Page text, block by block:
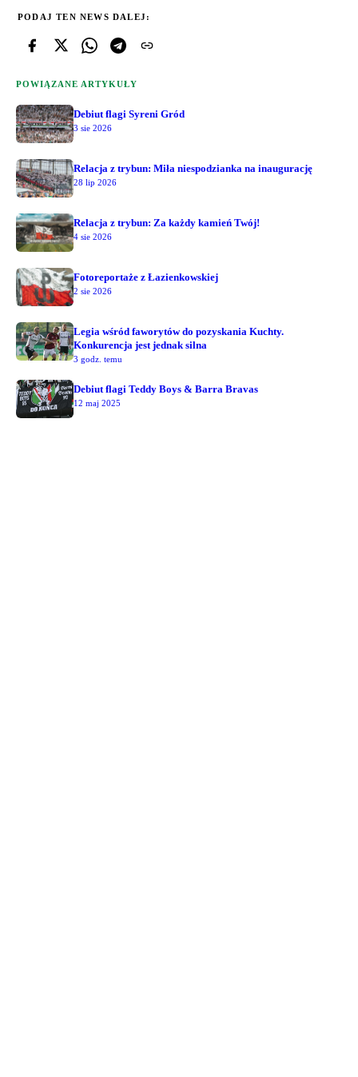
PODAJ TEN NEWS DALEJ:
POWIĄZANE ARTYKUŁY
Debiut flagi Syreni Gród
3 sie 2026
Relacja z trybun: Miła niespodzianka na inaugurację
28 lip 2026
Relacja z trybun: Za każdy kamień Twój!
4 sie 2026
Fotoreportaże z Łazienkowskiej
2 sie 2026
Legia wśród faworytów do pozyskania Kuchty.
Konkurencja jest jednak silna
3 godz. temu
Debiut flagi Teddy Boys & Barra Bravas
12 maj 2025